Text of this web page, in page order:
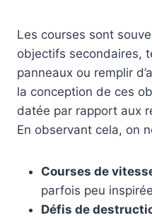
Les courses sont
objectifs secondaires,
panneaux ou remplir
la conception de ces
datée par rapport aux
En observant cela, on
Courses de
parfois peu
Défis de